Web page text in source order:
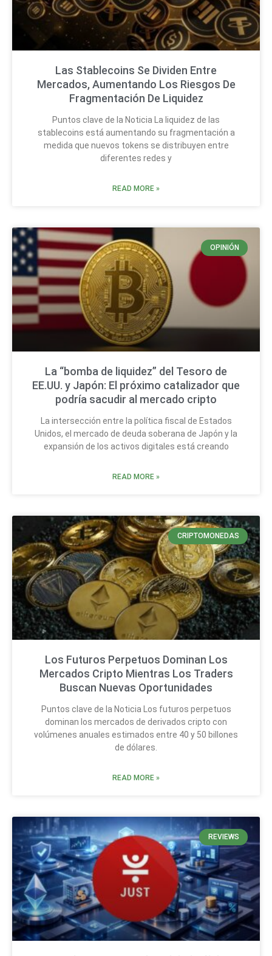
Las Stablecoins Se Dividen Entre
Mercados, Aumentando Los Riesgos De
Fragmentación De Liquidez
Puntos clave de la Noticia La liquidez de las
stablecoins está aumentando su fragmentación a
medida que nuevos tokens se distribuyen entre
diferentes redes y
READ MORE »
OPINIÓN
La “bomba de liquidez” del Tesoro de
EE.UU. y Japón: El próximo catalizador que
podría sacudir al mercado cripto
La intersección entre la política fiscal de Estados
Unidos, el mercado de deuda soberana de Japón y la
expansión de los activos digitales está creando
READ MORE »
CRIPTOMONEDAS
Los Futuros Perpetuos Dominan Los
Mercados Cripto Mientras Los Traders
Buscan Nuevas Oportunidades
Puntos clave de la Noticia Los futuros perpetuos
dominan los mercados de derivados cripto con
volúmenes anuales estimados entre 40 y 50 billones
de dólares.
READ MORE »
REVIEWS